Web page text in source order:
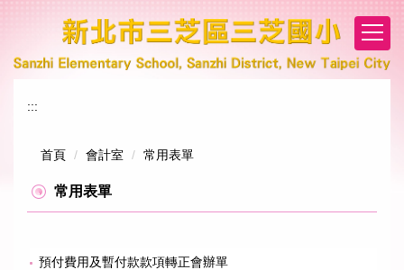
要
:::
首頁 會計室 常用表單
常用表單
預付費用及暫付款款項轉正會辦單